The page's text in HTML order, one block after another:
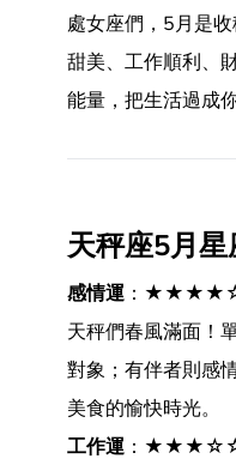
處女座們，5月是
甜美、工作順利、
能量，把生活過成
天秤座5月星
感情運 ：
天秤們春風滿面！
對象；有伴者則感
美食的愉快時光。
工作運 ：